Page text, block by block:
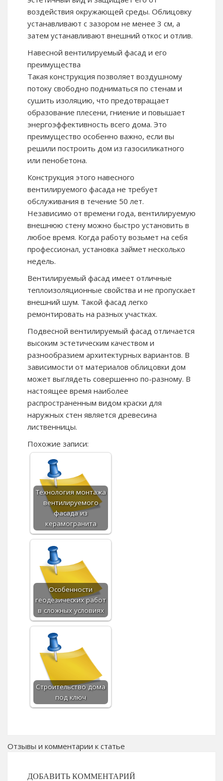
воздействия окружающей среды. Облицовку
устанавливают с зазором не менее 3 см, а
затем устанавливают внешний откос и отлив.
Навесной вентилируемый фасад и его
преимущества
Такая конструкция позволяет воздушному
потоку свободно подниматься по стенам и
сушить изоляцию, что предотвращает
образование плесени, гниение и повышает
энергоэффективность всего дома. Это
преимущество особенно важно, если вы
решили построить дом из газосиликатного
или пенобетона.
Конструкция этого навесного
вентилируемого фасада не требует
обслуживания в течение 50 лет.
Независимо от времени года, вентилируемую
внешнюю стену можно быстро установить в
любое время. Когда работу возьмет на себя
профессионал, установка займет несколько
недель.
Вентилируемый фасад имеет отличные
теплоизоляционные свойства и не пропускает
внешний шум. Такой фасад легко
ремонтировать на разных участках.
Подвесной вентилируемый фасад отличается
высоким эстетическим качеством и
разнообразием архитектурных вариантов. В
зависимости от материалов облицовки дом
может выглядеть совершенно по-разному. В
настоящее время наиболее
распространенным видом краски для
наружных стен является древесина
лиственницы.
Похожие записи:
Технология монтажа
вентилируемого
фасада из
керамогранита
Особенности
геодезических работ
в сложных условиях
Строительство дома
под ключ
Отзывы и комментарии к статье
ДОБАВИТЬ КОММЕНТАРИЙ